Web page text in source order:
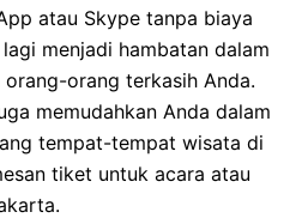
atau Skype tanpa biaya
menjadi hambatan dalam
orang terkasih Anda.
memudahkan Anda dalam
tempat-tempat wisata di
tiket untuk acara atau